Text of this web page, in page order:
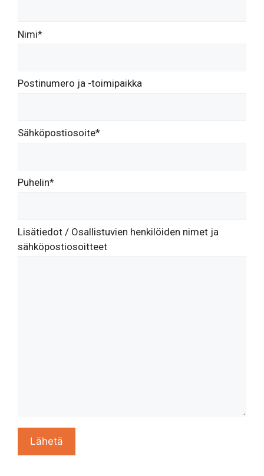
Nimi*
Postinumero ja -toimipaikka
Sähköpostiosoite*
Puhelin*
Lisätiedot / Osallistuvien henkilöiden nimet ja
sähköpostiosoitteet